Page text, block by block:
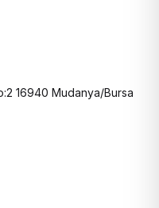
16940 Mudanya/Bursa